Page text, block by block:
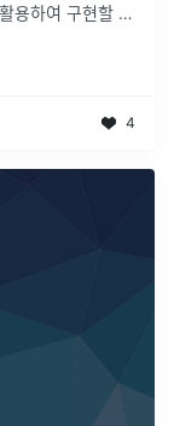
용하여 구현할 수
4